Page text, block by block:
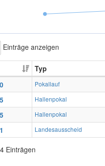
Einträge anzeigen
Typ
Pokallauf
Hallenpokal
Hallenpokal
Landesausscheid
Einträgen